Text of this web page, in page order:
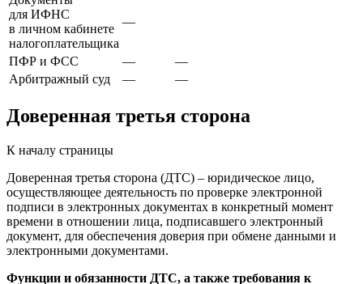
для ИФНС
в личном кабинете
налогоплательщика
—
ПФР и ФСС —
—
Арбитражный суд
— —
Доверенная третья сторона
К началу страницы
Доверенная третья сторона (ДТС) – юридическое лицо,
осуществляющее деятельность по проверке электронной
подписи в электронных документах в конкретный момент
времени в отношении лица, подписавшего электронный
документ, для обеспечения доверия при обмене данными и
электронными документами.
Функции и обязанности ДТС, а также требования к